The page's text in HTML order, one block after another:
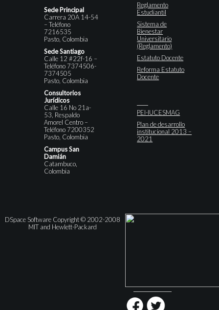
Sede Principal
Carrera 20A 14-54
– Teléfono
7216535
Pasto, Colombia
Sede Santiago
Calle 12 #22f-16 –
Teléfono 7374506-
7374505
Pasto, Colombia
Consultorios
Jurídicos
Calle 16 No 21a-
53, Respaldo
Amorel Centro –
Teléfono 7200352
Pasto, Colombia
Campus San
Damián
Catambuco,
Colombia
Reglamento
Estudiantil
Sistema de
Bienestar
Universitario
(Reglamento)
Estatuto Docente
Reforma Estatuto
Docente
PEI-IUCESMAG
Plan de desarrollo
institucional 2013 –
2021
DSpace Software Copyright © 2002-2008
MIT and Hewlett-Packard